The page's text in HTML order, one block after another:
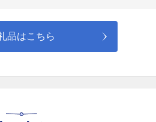
存修理事業、芸術文化振興事業など
品はこちら